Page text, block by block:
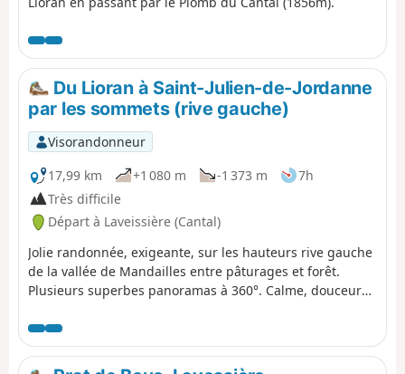
Du Lioran à Saint-Julien-de-Jordanne
par les sommets (rive gauche)
Visorandonneur
17,99 km
+1 080 m -1 373 m
7h
Très difficile
Départ à Laveissière (Cantal)
Jolie randonnée, exigeante, sur les hauteurs rive gauche
de la vallée de Mandailles entre pâturages et forêt.
Plusieurs superbes panoramas à 360°. Calme, douceur
de la vallée de la Jordanne. La difficulté de cette
randonnée réside réside dans sa longueur et la montée
au Griou (que l'on peut ignorer). La plus grande partie